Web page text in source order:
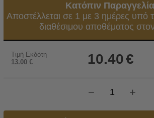
Κατόπιν
Αποστέλλεται σε 1 με 3 ημέρες υπό
διαθέσιμου αποθέματος
Τιμή Εκδότη
13.00 € 10.40€
+
−